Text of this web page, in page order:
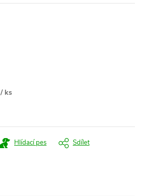
/ ks
Hlídací pes Sdílet